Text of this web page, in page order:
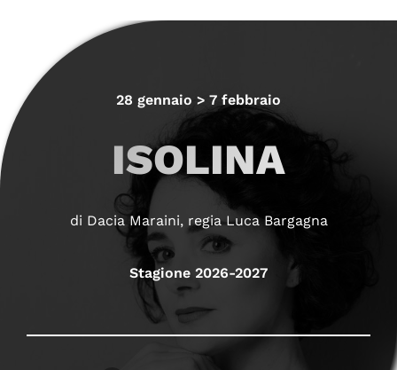
28 gennaio > 7 febbraio
ISOLINA
di Dacia Maraini, regia Luca Bargagna
Stagione 2026-2027